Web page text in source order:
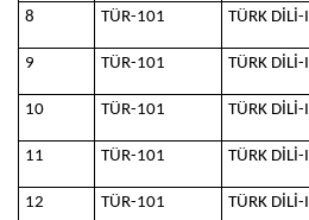
8 TÜR-101 TÜRK DİLİ-I
9 TÜR-101 TÜRK DİLİ-I
10 TÜR-101 TÜRK DİLİ-I
11 TÜR-101 TÜRK DİLİ-I
12 TÜR-101 TÜRK DİLİ-I